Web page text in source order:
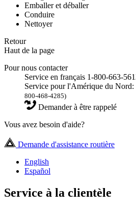
Emballer et déballer
Conduire
Nettoyer
Retour
Haut de la page
Pour nous contacter
Service en français 1-800-663-
Service pour l'Amérique du
800-468-4285)
Demander à être rappelé
Vous avez besoin d'aide?
Demande d'assistance routière
English
Español
Service à la clientèle